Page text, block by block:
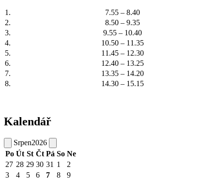
1.
7.55 – 8.40
2.
8.50 – 9.35
3.
9.55 – 10.40
4.
10.50 – 11.35
5.
11.45 – 12.30
6.
12.40 – 13.25
7.
13.35 – 14.20
8.
14.30 – 15.15
Kalendář
Srpen2026
Po Út St Čt Pá So Ne
27 28 29 30 31 1
2
3
4 5 6 7 8
9